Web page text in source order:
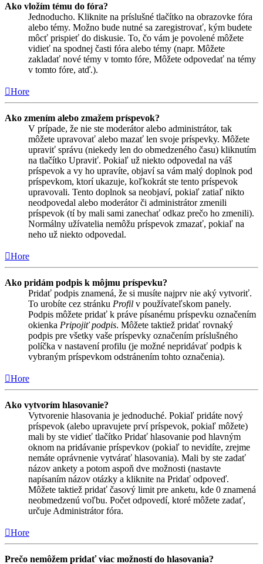
Ako vložím tému do fóra?
Jednoducho. Kliknite na príslušné tlačítko na obrazovke fóra
alebo témy. Možno bude nutné sa zaregistrovať, kým budete
môcť prispieť do diskusie. To, čo vám je povolené môžete
vidieť na spodnej časti fóra alebo témy (napr. Môžete
zakladať nové témy v tomto fóre, Môžete odpovedať na témy
v tomto fóre, atď.).
Hore
Ako zmením alebo zmažem príspevok?
V prípade, že nie ste moderátor alebo administrátor, tak
môžete upravovať alebo mazať len svoje príspevky. Môžete
upraviť správu (niekedy len do obmedzeného času) kliknutím
na tlačítko Upraviť. Pokiaľ už niekto odpovedal na váš
príspevok a vy ho upravíte, objaví sa vám malý doplnok pod
príspevkom, ktorí ukazuje, koľkokrát ste tento príspevok
upravovali. Tento doplnok sa neobjaví, pokiaľ zatiaľ nikto
neodpovedal alebo moderátor či administrátor zmenili
príspevok (tí by mali sami zanechať odkaz prečo ho zmenili).
Normálny užívatelia nemôžu príspevok zmazať, pokiaľ na
neho už niekto odpovedal.
Hore
Ako pridám podpis k môjmu príspevku?
Pridať podpis znamená, že si musíte najprv nie aký vytvoriť.
To urobíte cez stránku Profil v používateľskom panely.
Podpis môžete pridať k práve písanému príspevku označením
okienka Pripojiť podpis. Môžete taktiež pridať rovnaký
podpis pre všetky vaše príspevky označením príslušného
políčka v nastavení profilu (je možné nepridávať podpis k
vybraným príspevkom odstránením tohto označenia).
Hore
Ako vytvorím hlasovanie?
Vytvorenie hlasovania je jednoduché. Pokiaľ pridáte nový
príspevok (alebo upravujete prví príspevok, pokiaľ môžete)
mali by ste vidieť tlačítko Pridať hlasovanie pod hlavným
oknom na pridávanie príspevkov (pokiaľ to nevidíte, zrejme
nemáte oprávnenie vytvárať hlasovania). Mali by ste zadať
názov ankety a potom aspoň dve možnosti (nastavte
napísaním názov otázky a kliknite na Pridať odpoveď.
Môžete taktiež pridať časový limit pre anketu, kde 0 znamená
neobmedzenú voľbu. Počet odpovedí, ktoré môžete zadať,
určuje Administrátor fóra.
Hore
Prečo nemôžem pridať viac možností do hlasovania?